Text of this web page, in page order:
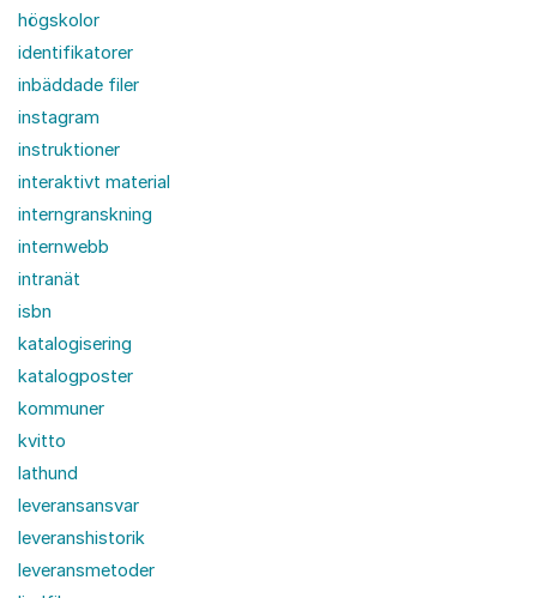
högskolor
identifikatorer
inbäddade filer
instagram
instruktioner
interaktivt material
interngranskning
internwebb
intranät
isbn
katalogisering
katalogposter
kommuner
kvitto
lathund
leveransansvar
leveranshistorik
leveransmetoder